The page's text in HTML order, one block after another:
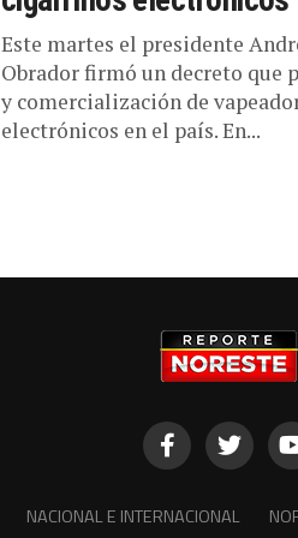
Este martes el presidente
Obrador firmó un decreto que
y comercialización de
electrónicos en el país. En...
NACIONAL E INTERNACIONAL